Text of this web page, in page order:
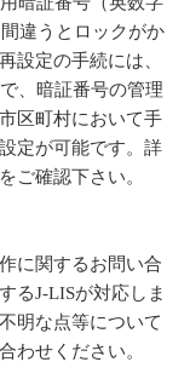
違うとロックがか
設定の手続には、
、暗証番号の管理
区町村において手
定が可能です。詳
をご確認下さい。
に関するお問い合
るJ-LISが対応しま
明な点等について
わせください。